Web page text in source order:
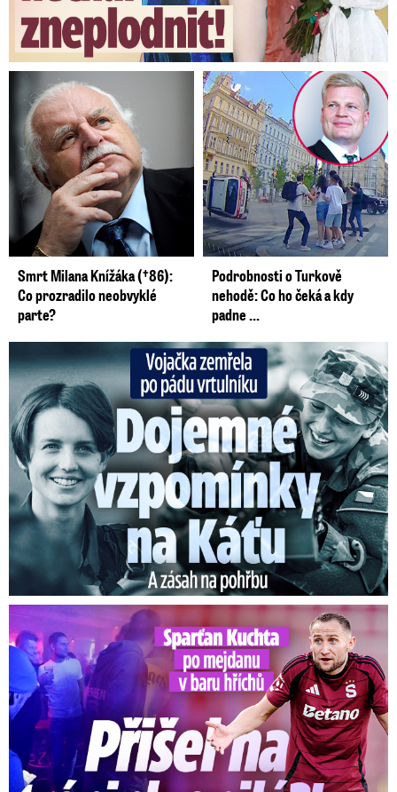
V úterý bude zpočátku dne polojasno až
oblačno, postupně od jihovýchodu přibývání
oblačnosti s deštěm nebo přeháňkami, na
horách srážky sněhové.
Postupně vydatný a
trvalý déšť na většině území. Noční teploty 4
až 0 °C, na východě kolem 6 °C. Nejvyšší denní
teploty 6 až 10 °C, na východě 4 až 8 °C.Mírný
až čerstvý severozápadní vítr.
Vojtěch jako „ministr dobrého
počasí“ a „řezník“ Prymula. Zeman
chce trestat…
Ve středu bude zataženo s deštěm nebo
přeháňkami, na horách sněžení.Noční teploty 6
až 2 °C, ojediněle 0 °C. Nejvyšší denní teploty 6
až 10 °C. Mírný až čerstvý severozápadní vítr.
Ve čtvrtek bude zataženo až oblačno, občas s
deštěm nebo přeháňkami, na horách sněžení.
Noční teploty 6 až 2 °C. Nejvyšší denní teploty 8
až 12 °C. Mírný až čerstvý severozápadní vítr.
V pátek bude zataženo až oblačno s deštěm
nebo přeháňkami, na horách déšť se sněhem
nebo sněžení.Noční teploty 4 až 0 °C. Nejvyšší
denní teploty 6 až 10 °C. Mírný až čerstvý
severozápadní vítr.
Smrt Milana Knížáka (†86):
Co prozradilo neobvyklé
parte?
Podrobnosti o Turkově
nehodě: Co ho čeká a kdy
padne ...
Vojačka zemřela po pádu vrtulníku: Dojemné vzpomínky na ...
Kuchta po mejdanu v baru hříchů: Přišel na trénink opilý?!